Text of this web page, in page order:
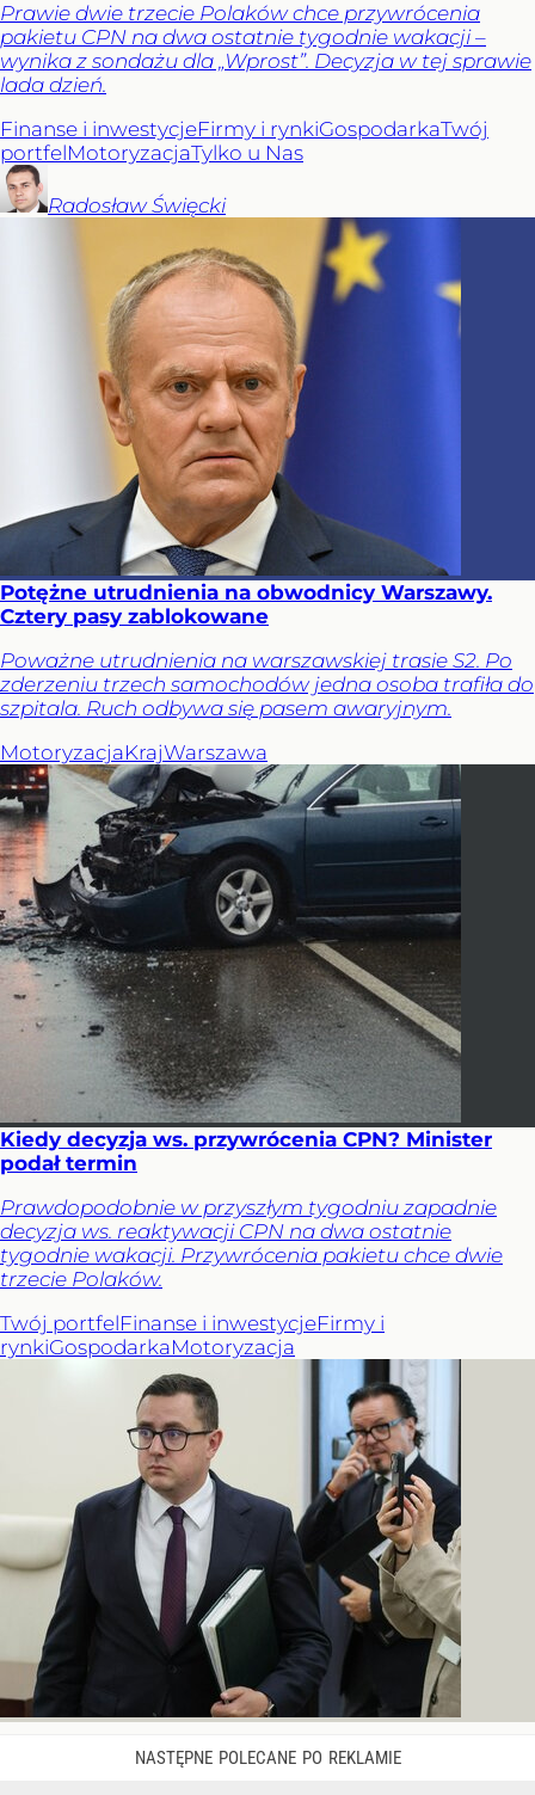
Prawie dwie trzecie Polaków chce przywrócenia
pakietu CPN na dwa ostatnie tygodnie wakacji –
wynika z sondażu dla „Wprost”. Decyzja w tej sprawie
lada dzień.
Finanse i inwestycjeFirmy i rynkiGospodarkaTwój
portfelMotoryzacjaTylko u Nas
Radosław Święcki
Potężne utrudnienia na obwodnicy Warszawy.
Cztery pasy zablokowane
Poważne utrudnienia na warszawskiej trasie S2. Po
zderzeniu trzech samochodów jedna osoba trafiła do
szpitala. Ruch odbywa się pasem awaryjnym.
MotoryzacjaKrajWarszawa
Kiedy decyzja ws. przywrócenia CPN? Minister
podał termin
Prawdopodobnie w przyszłym tygodniu zapadnie
decyzja ws. reaktywacji CPN na dwa ostatnie
tygodnie wakacji. Przywrócenia pakietu chce dwie
trzecie Polaków.
Twój portfelFinanse i inwestycjeFirmy i
rynkiGospodarkaMotoryzacja